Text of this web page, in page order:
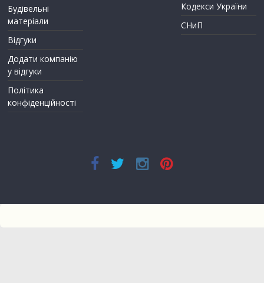
Будівельні
матеріали
Відгуки
Додати компанію
у відгуки
Політика
конфіденційності
Кодекси України
СНиП